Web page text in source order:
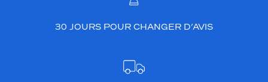
30 JOURS POUR CHANGER D’AVIS